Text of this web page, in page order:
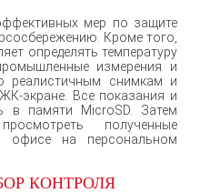
мер по защите
Кроме того,
определять температуру
измерения и
реалистичным снимкам и
экране. Все показания и
в памяти MicroSD. Затем
полученные
офисе на персональном
КОНТРОЛЯ